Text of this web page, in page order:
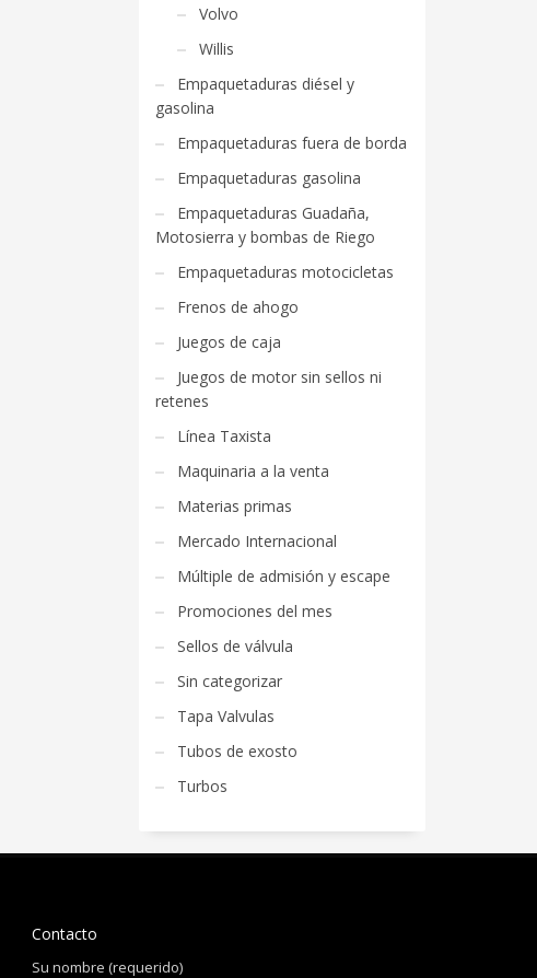
Volvo
Willis
Empaquetaduras diésel y
gasolina
Empaquetaduras fuera de borda
Empaquetaduras gasolina
Empaquetaduras Guadaña,
Motosierra y bombas de Riego
Empaquetaduras motocicletas
Frenos de ahogo
Juegos de caja
Juegos de motor sin sellos ni
retenes
Línea Taxista
Maquinaria a la venta
Materias primas
Mercado Internacional
Múltiple de admisión y escape
Promociones del mes
Sellos de válvula
Sin categorizar
Tapa Valvulas
Tubos de exosto
Turbos
Contacto
Su nombre (requerido)